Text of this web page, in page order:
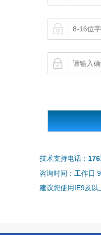
技术支持电话：
咨询时间：工作日
建议您使用IE9及